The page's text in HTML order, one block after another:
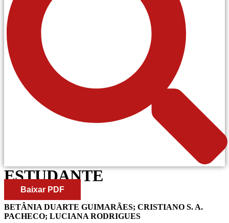
ESTUDANTE
Baixar PDF
BETÂNIA DUARTE GUIMARÃES; CRISTIANO S. A.
PACHECO; LUCIANA RODRIGUES